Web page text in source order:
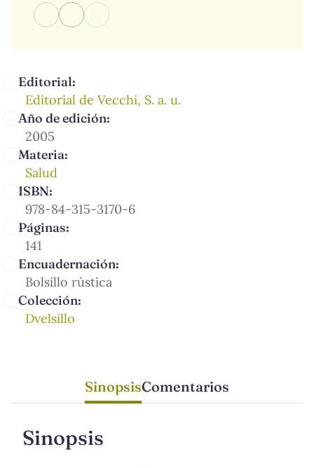
Editorial:
Editorial de Vecchi, S. a. u.
Año de edición:
2005
Materia:
Salud
ISBN:
978-84-315-3170-6
Páginas:
141
Encuadernación:
Bolsillo rústica
Colección:
Dvelsillo
SinopsisComentarios
Sinopsis